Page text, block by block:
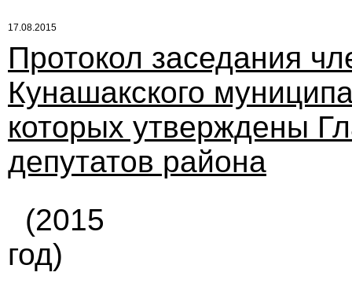
17.08.2015
Протокол заседания
Кунашакского
которых утверждены
депутатов района
(2015
год)